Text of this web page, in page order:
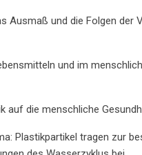
Ausmaß und die Folgen der
und im
auf die menschliche
Plastikpartikel tragen zur